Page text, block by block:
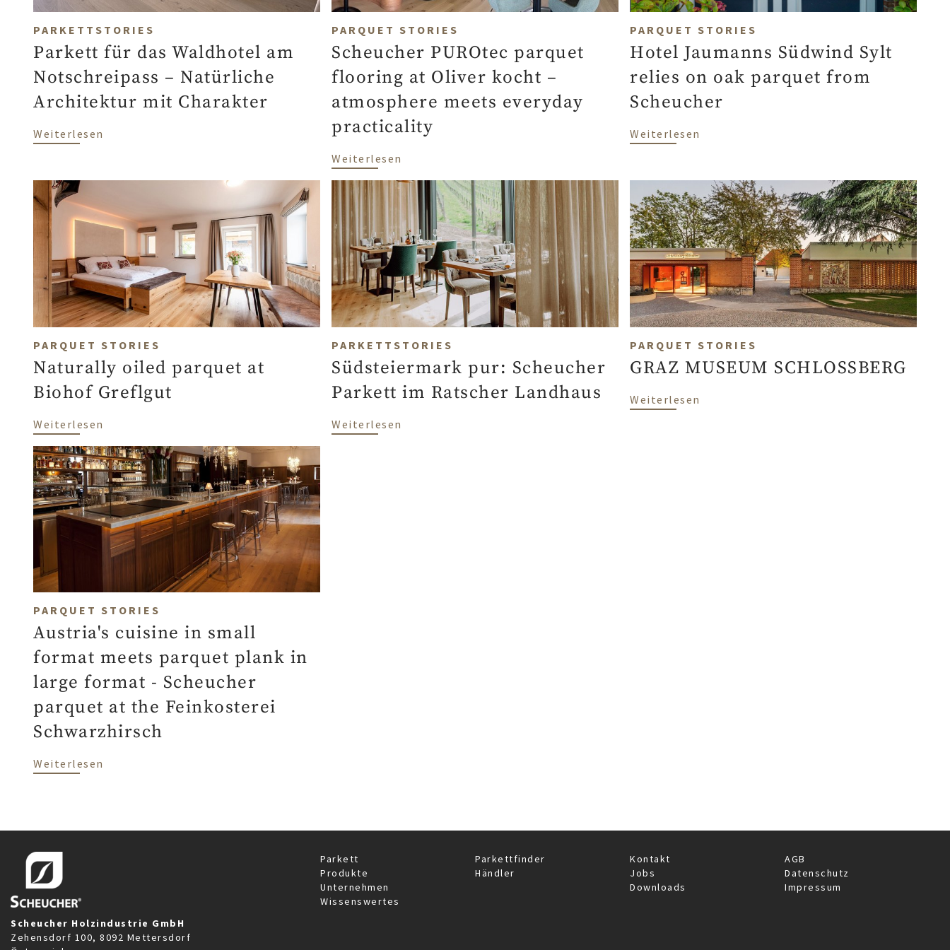
PARKETTSTORIES
Parkett für das Waldhotel am
Notschreipass – Natürliche
Architektur mit Charakter
Weiterlesen über Parkett für das Waldhotel am Notschreipass – Natürliche Architektur mit Charakter
PARQUET STORIES
Scheucher PUROtec parquet
flooring at Oliver kocht –
atmosphere meets everyday
practicality
Weiterlesen
PARQUET STORIES
Hotel Jaumanns Südwind Sylt
relies on oak parquet from
Scheucher
Weiterlesen
PARQUET STORIES
Naturally oiled parquet at
Biohof Greflgut
Weiterlesen über Naturally oiled parquet at Biohof Greflgut
PARKETTSTORIES
Südsteiermark pur: Scheucher
Parkett im Ratscher Landhaus
Weiterlesen
PARQUET STORIES
GRAZ MUSEUM SCHLOSSBERG
Weiterlesen
PARQUET STORIES
Austria's cuisine in small
format meets parquet plank in
large format - Scheucher
parquet at the Feinkosterei
Schwarzhirsch
Weiterlesen
Scheucher Holzindustrie GmbH
Zehensdorf 100, 8092 Mettersdorf
Parkett
Produkte
Unternehmen
Wissenswertes
Parkettfinder
Händler
Kontakt
Jobs
Downloads
AGB
Datenschutz
Impressum